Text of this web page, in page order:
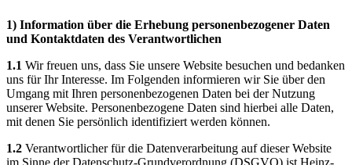
1) Information über die Erhebung personenbezogener Daten
und Kontaktdaten des Verantwortlichen
1.1 Wir freuen uns, dass Sie unsere Website besuchen und bedanken
uns für Ihr Interesse. Im Folgenden informieren wir Sie über den
Umgang mit Ihren personenbezogenen Daten bei der Nutzung
unserer Website. Personenbezogene Daten sind hierbei alle Daten,
mit denen Sie persönlich identifiziert werden können.
1.2 Verantwortlicher für die Datenverarbeitung auf dieser Website
im Sinne der Datenschutz-Grundverordnung (DSGVO) ist Heinz-